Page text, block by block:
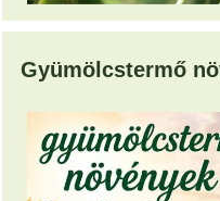
Gyümölcstermő